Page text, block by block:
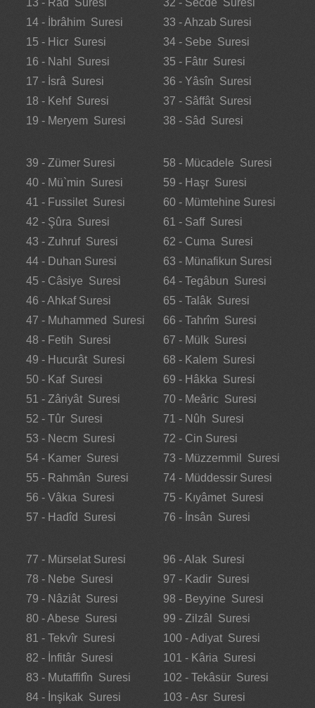
14 - İbrâhim Suresi
15 - Hicr Suresi
16 - Nahl Suresi
17 - İsrâ Suresi
18 - Kehf Suresi
19 - Meryem Suresi
33 - Ahzab Suresi
34 - Sebe Suresi
35 - Fâtır Suresi
36 - Yâsîn Suresi
37 - Sâffât Suresi
38 - Sâd Suresi
39 - Zümer Suresi
40 - Mü`min Suresi
41 - Fussilet Suresi
42 - Şûra Suresi
43 - Zuhruf Suresi
44 - Duhan Suresi
45 - Câsiye Suresi
46 - Ahkaf Suresi
47 - Muhammed Suresi
48 - Fetih Suresi
49 - Hucurât Suresi
50 - Kaf Suresi
51 - Zâriyât Suresi
52 - Tûr Suresi
53 - Necm Suresi
54 - Kamer Suresi
55 - Rahmân Suresi
56 - Vâkıa Suresi
57 - Hadîd Suresi
58 - Mücadele Suresi
59 - Haşr Suresi
60 - Mümtehine Suresi
61 - Saff Suresi
62 - Cuma Suresi
63 - Münafikun Suresi
64 - Tegâbun Suresi
65 - Talâk Suresi
66 - Tahrîm Suresi
67 - Mülk Suresi
68 - Kalem Suresi
69 - Hâkka Suresi
70 - Meâric Suresi
71 - Nûh Suresi
72 - Cin Suresi
73 - Müzzemmil Suresi
74 - Müddessir Suresi
75 - Kıyâmet Suresi
76 - İnsân Suresi
77 - Mürselat Suresi
78 - Nebe Suresi
79 - Nâziât Suresi
80 - Abese Suresi
81 - Tekvîr Suresi
82 - İnfitâr Suresi
83 - Mutaffifîn Suresi
84 - İnşikak Suresi
96 - Alak Suresi
97 - Kadir Suresi
98 - Beyyine Suresi
99 - Zilzâl Suresi
100 - Adiyat Suresi
101 - Kâria Suresi
102 - Tekâsür Suresi
103 - Asr Suresi